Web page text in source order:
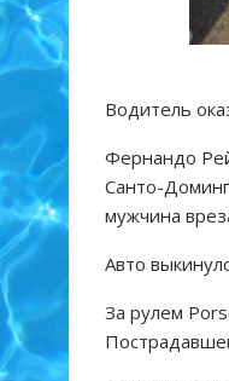
Водитель
Фернандо
Санто-
мужчина
Авто
За рулем